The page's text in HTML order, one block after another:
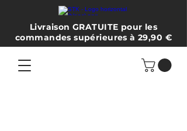
Livraison GRATUITE pour les
commandes supérieures à 29,90 €